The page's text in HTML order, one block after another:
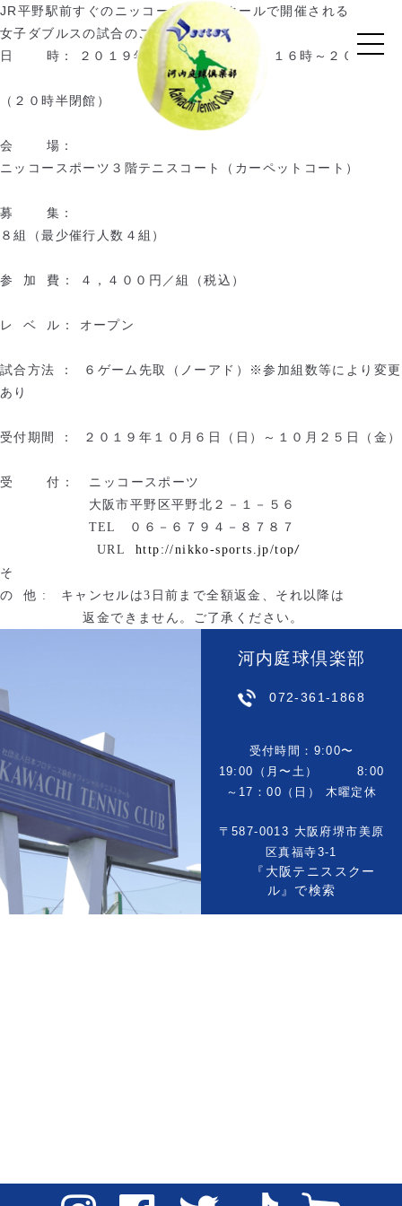
JR平野駅前すぐのニッコーテニススクールで開催される
女子ダブルスの試合のご案内です！
日 時： ２０１９年 １０ 月２７日（ １６時～２０時
（２０時半閉館）
会
場：
ニッコースポーツ３階テニスコート
（カーペットコート）
募
集：
８組（最少催行人数４組）
参 加 費： ４，４００円／組（税込）
レ ベ ル： オープン
試合方法 ： ６ゲーム先取（ノーアド）
※参加組数等により変更
あり
受付期間 ： ２０１９年 １０ 月 ６ 日（ 日 ）～１０月２５日（金）
受 付：
ニッコースポーツ
大阪市平野区平野北２－１－５６
TEL
０６－６７９４－８７８７
URL http://nikko-sports.jp/top/
そ
の 他 : キャンセルは3 日前まで全額返金、それ以降は
返金できません。ご了承ください。
河内庭球倶楽部
072-361-1868
受付時間：9:00〜
19:00（月〜土） 8:00
～17：00（日） 木曜定休
〒587-0013 大阪府堺市美原
区真福寺3-1
『大阪テニススクー
ル』で検索